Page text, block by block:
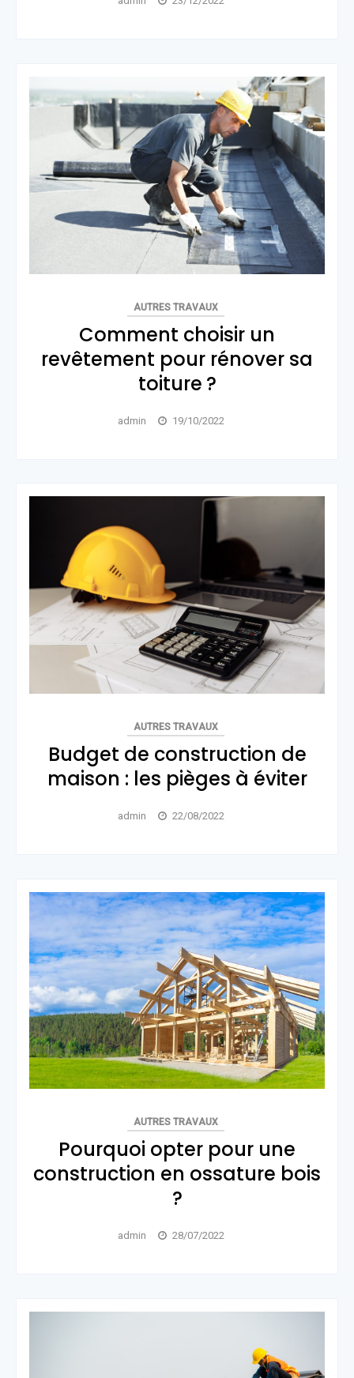
AUTRES TRAVAUX
Comment choisir un
revêtement pour rénover sa
toiture ?
admin 19/10/2022
AUTRES TRAVAUX
Budget de construction de
maison : les pièges à éviter
admin 22/08/2022
AUTRES TRAVAUX
Pourquoi opter pour une
construction en ossature bois
?
admin 28/07/2022